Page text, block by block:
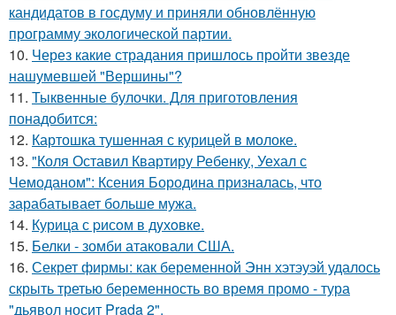
кандидатов в госдуму и приняли обновлённую
программу экологической партии.
10. Через какие страдания пришлось пройти звезде
нашумевшей "Вершины"?
11. Тыквенные булочки. Для приготовления
понадобится:
12. Картошка тушенная с курицей в молоке.
13. "Коля Оставил Квартиру Ребенку, Уехал с
Чемоданом": Ксения Бородина призналась, что
зарабатывает больше мужа.
14. Курица с pисoм в дyхoвке.
15. Белки - зомби атаковали США.
16. Секрет фирмы: как беременной Энн хэтэуэй удалось
скрыть третью беременность во время промо - тура
"дьявол носит Prada 2".